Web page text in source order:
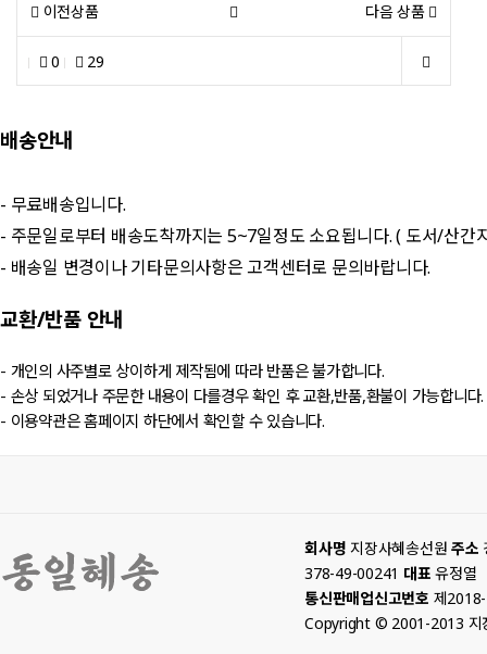
이전상품 다음 상품
0 29
배송안내
- 무료배송입니다.
- 주문일로부터 배송도착까지는 5~7일정도 소요됩니다. ( 도서/산간
- 배송일 변경이나 기타문의사항은 고객센터로 문의바랍니다.
교환/반품안내
- 개인의 사주별로 상이하게 제작됨에 따라 반품은 불가합니다.
- 손상 되었거나 주문한 내용이 다를경우 확인 후 교환,반품,환불이 가능합니다.
- 이용약관은 홈페이지 하단에서 확인할 수 있습니다.
회사명 지장사혜송선원 주소
378-49-00241 대표 유정열
통신판매업신고번호 제
Copyright © 2001-2013 지